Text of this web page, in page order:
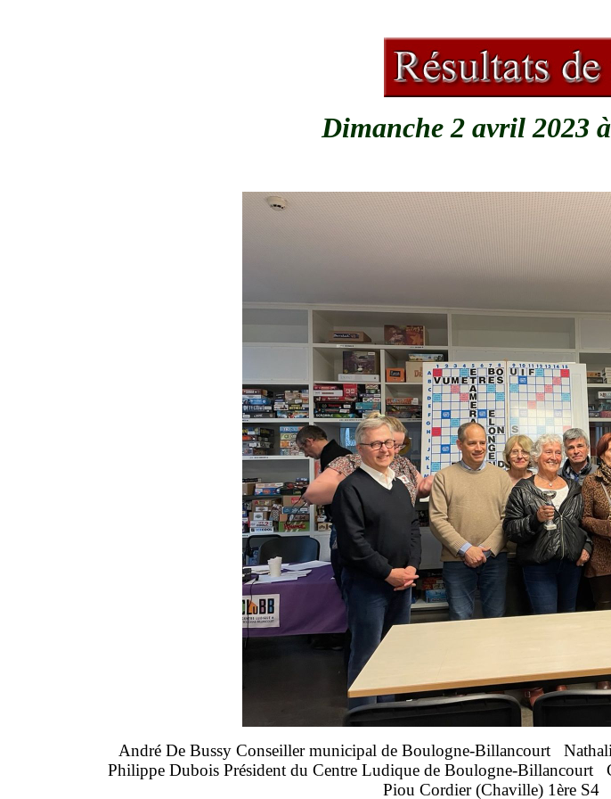
Dimanche 2 avril 2023
André De Bussy Conseiller municipal de Boulogne-Billancourt
Philippe Dubois Président du Centre Ludique de Boulogne-Billancourt
Piou Cordier (Chaville) 1ère S4